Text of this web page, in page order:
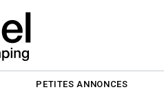
PETITES ANNONCES